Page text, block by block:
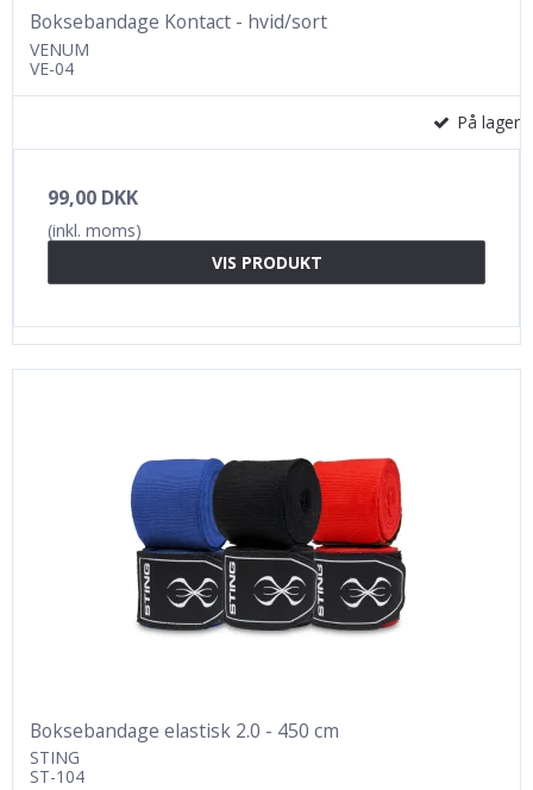
Boksebandage Kontact - hvid/sort
VENUM
VE-04
På lager
99,00 DKK
(inkl. moms)
VIS PRODUKT
Boksebandage elastisk 2.0 - 450 cm
STING
ST-104